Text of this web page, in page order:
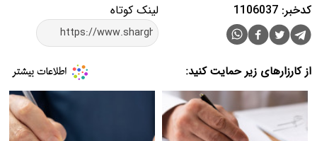
لینک کوتاه کدخبر: 1106037
از کارزارهای زیر حمایت کنید: